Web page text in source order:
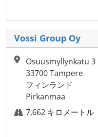
Vossi Group Oy
Osuusmyllynkatu 3
33700 Tampere
フィンランド
Pirkanmaa
7,662 キロメートル